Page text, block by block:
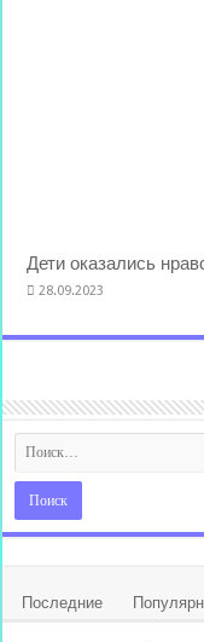
Дети оказались
28.09.2023
Последние